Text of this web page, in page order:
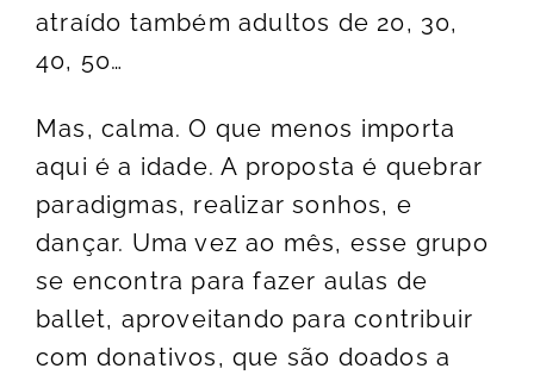
atraído também adultos de 20, 30,
40, 50…
Mas, calma. O que menos importa
aqui é a idade. A proposta é quebrar
paradigmas, realizar sonhos, e
dançar. Uma vez ao mês, esse grupo
se encontra para fazer aulas de
ballet, aproveitando para contribuir
com donativos, que são doados a